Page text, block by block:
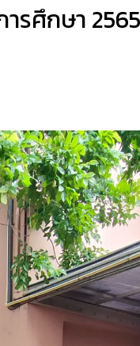
รศึกษา 2565